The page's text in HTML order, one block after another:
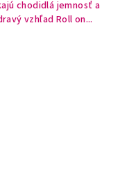
chodidlá jemnosť a
vzhľad Roll on...